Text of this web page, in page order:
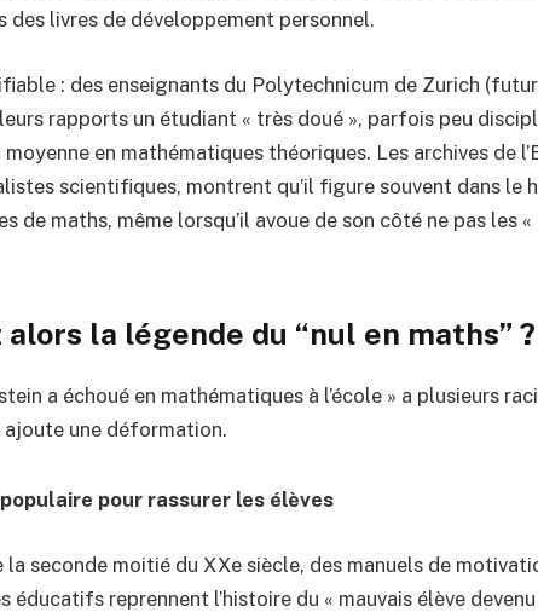
des livres de développement personnel.
: des enseignants du Polytechnicum de Zurich
rapports un étudiant « très doué », parfois peu
moyenne en mathématiques théoriques. Les archives de
scientifiques, montrent qu’il figure souvent dans le
de maths, même lorsqu’il avoue de son côté ne pas les
alors la légende du “nul en maths” ?
a échoué en mathématiques à l’école » a plusieurs
ajoute une déformation.
pour rassurer les élèves
la seconde moitié du XXe siècle, des manuels de
éducatifs reprennent l’histoire du « mauvais élève